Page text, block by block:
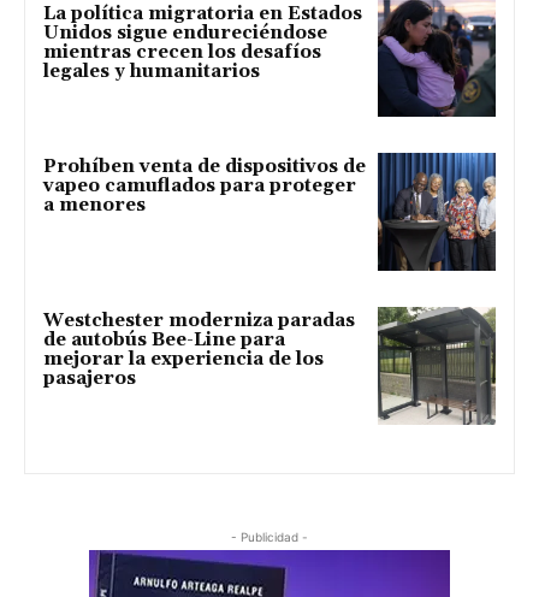
La política migratoria en Estados
Unidos sigue endureciéndose
mientras crecen los desafíos
legales y humanitarios
Prohíben venta de dispositivos de
vapeo camuflados para proteger
a menores
Westchester moderniza paradas
de autobús Bee-Line para
mejorar la experiencia de los
pasajeros
- Publicidad -